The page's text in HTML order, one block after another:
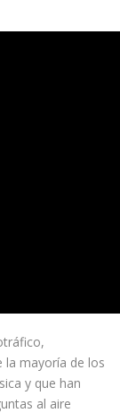
la mayoría de los
y que han
al aire